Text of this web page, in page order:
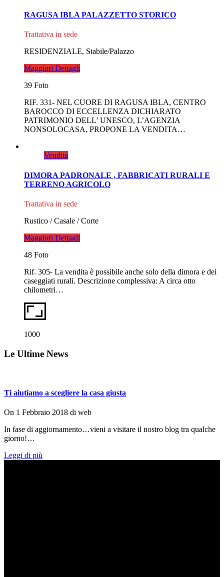
RAGUSA IBLA PALAZZETTO STORICO
Trattativa in sede
RESIDENZIALE, Stabile/Palazzo
Maggiori Dettagli
39 Foto
RIF. 331- NEL CUORE DI RAGUSA IBLA, CENTRO
BAROCCO DI ECCELLENZA DICHIARATO
PATRIMONIO DELL’ UNESCO, L’AGENZIA
NONSOLOCASA, PROPONE LA VENDITA…
Vendita
DIMORA PADRONALE , FABBRICATI RURALI E
TERRENO AGRICOLO
Trattativa in sede
Rustico / Casale / Corte
Maggiori Dettagli
48 Foto
Rif. 305- La vendita è possibile anche solo della dimora e dei
caseggiati rurali. Descrizione complessiva: A circa otto
chilometri…
1000
Le Ultime News
Ti aiutiamo a scegliere la casa giusta
On 1 Febbraio 2018 di web
In fase di aggiornamento…vieni a visitare il nostro blog tra qualche
giorno!…
Leggi di più